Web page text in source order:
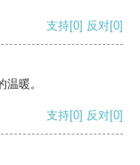
支持[0] 反对[0]
暖。
支持[0] 反对[0]